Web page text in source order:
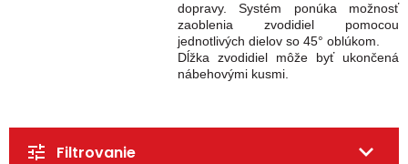
dopravy. Systém ponúka možnosť
zaoblenia zvodidiel pomocou
jednotlivých dielov so 45° oblúkom.
Dĺžka zvodidiel môže byť ukončená
nábehovými kusmi.
Filtrovanie